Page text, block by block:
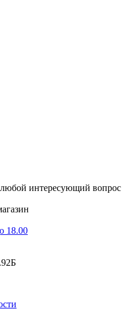
интересующий вопрос
18.00